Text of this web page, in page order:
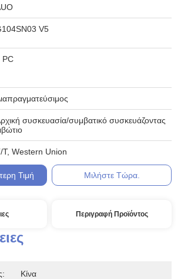
V5
PC
συσκευασία/συμβατικό συσκευάζοντας
T, Western Union
Τιμή Μιλήστε Τώρα.
Περιγραφή Προϊόντος
Κίνα